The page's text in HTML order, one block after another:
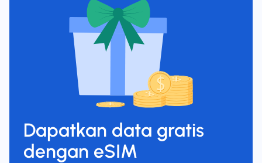
Dapatkan data gratis
dengan eSIM